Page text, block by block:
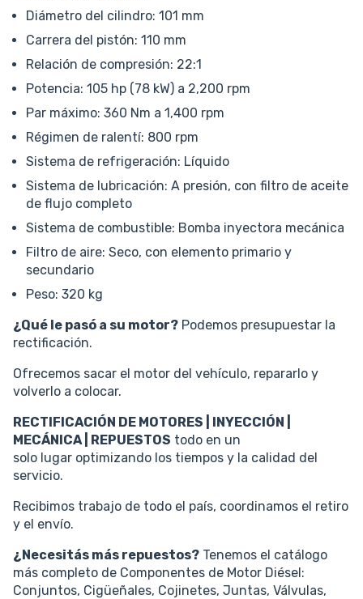
Diámetro del cilindro: 101 mm
Carrera del pistón: 110 mm
Relación de compresión: 22:1
Potencia: 105 hp (78 kW) a 2,200 rpm
Par máximo: 360 Nm a 1,400 rpm
Régimen de ralentí: 800 rpm
Sistema de refrigeración: Líquido
Sistema de lubricación: A presión, con filtro de aceite
de flujo completo
Sistema de combustible: Bomba inyectora mecánica
Filtro de aire: Seco, con elemento primario y
secundario
Peso: 320 kg
¿Qué le pasó a su motor? Podemos presupuestar la
rectificación.
Ofrecemos sacar el motor del vehículo, repararlo y
volverlo a colocar.
RECTIFICACIÓN DE MOTORES | INYECCIÓN |
MECÁNICA | REPUESTOS todo en un
solo lugar optimizando los tiempos y la calidad del
servicio.
Recibimos trabajo de todo el país, coordinamos el retiro
y el envío.
¿Necesitás más repuestos? Tenemos el catálogo
más completo de Componentes de Motor Diésel:
Conjuntos, Cigüeñales, Cojinetes, Juntas, Válvulas,